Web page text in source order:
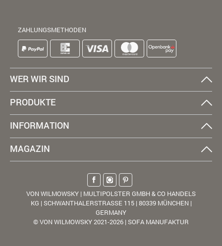
ZAHLUNGSMETHODEN
WER WIR SIND
PRODUKTE
INFORMATION
MAGAZIN
VON WILMOWSKY | MULTIPOLSTER GMBH & CO HANDELS
KG | SCHWANTHALERSTRASSE 115 | 80339 MÜNCHEN |
GERMANY
© VON WILMOWSKY 2021-2026 | SOFA MANUFAKTUR